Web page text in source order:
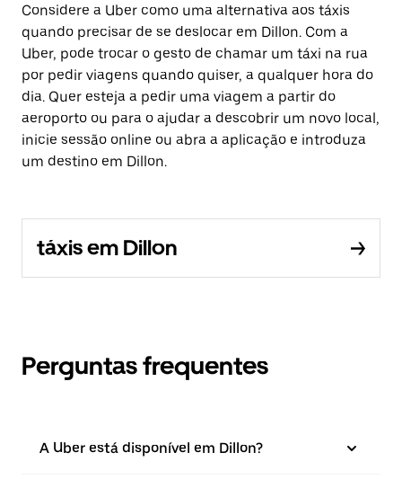
Considere a Uber como uma alternativa aos táxis
quando precisar de se deslocar em Dillon. Com a
Uber, pode trocar o gesto de chamar um táxi na rua
por pedir viagens quando quiser, a qualquer hora do
dia. Quer esteja a pedir uma viagem a partir do
aeroporto ou para o ajudar a descobrir um novo local,
inicie sessão online ou abra a aplicação e introduza
um destino em Dillon.
táxis em Dillon
Perguntas frequentes
A Uber está disponível em Dillon?